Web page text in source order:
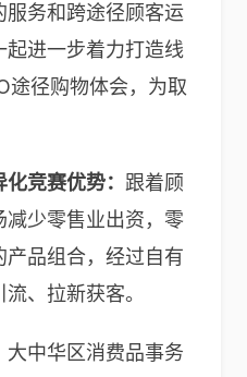
服务和跨途径顾客运
起进一步着力打造线
途径购物体会，为取
竞赛优势： 跟着顾
少零售业出资，零
品组合，经过自有
、拉新获客。
大中华区消费品事务